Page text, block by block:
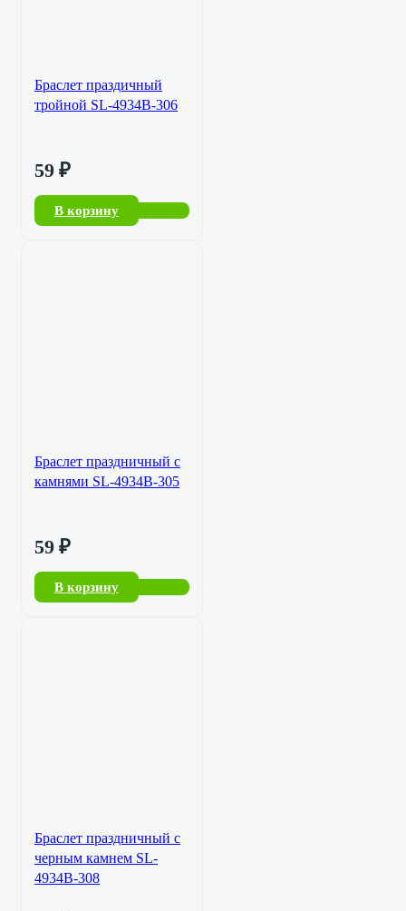
Браслет праздичный
тройной SL-4934B-306
59 ₽
В корзину
Браслет праздничный с
камнями SL-4934B-305
59 ₽
В корзину
Браслет праздничный с
черным камнем SL-
4934B-308